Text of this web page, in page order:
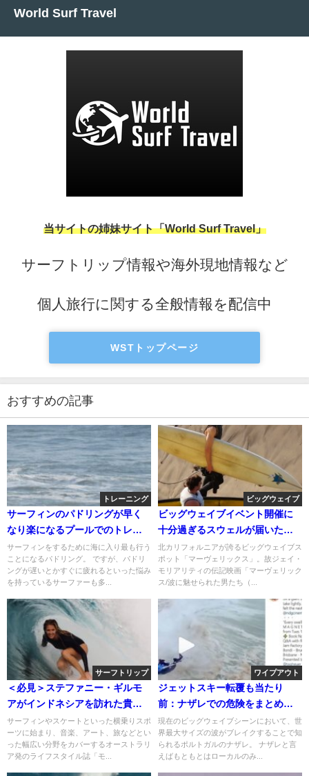
World Surf Travel
当サイトの姉妹サイト「World Surf Travel」
サーフトリップ情報や海外現地情報など
個人旅行に関する全般情報を配信中
WSTトップページ
おすすめの記事
トレーニング
サーフィンのパドリングが早く
なり楽になるプールでのトレー
ニング方法
サーフィンをするために海に入り最も行う
ことになるパドリング。 ですが、パドリ
ングが遅いとかすぐに疲れるといった悩み
を持っているサーファーも多...
ビッグウェイブ
ビッグウェイブイベント開催に
十分過ぎるスウェルが届いたマ
ーヴェリックス＠2016/2/4
北カリフォルニアが誇るビッグウェイブス
ポット「マーヴェリックス」。故ジェイ・
モリアリティの伝記映画「マーヴェリック
ス/波に魅せられた男たち（...
サーフトリップ
＜必見＞ステファニー・ギルモ
アがインドネシアを訪れた貴重
なトリップ動画
サーフィンやスケートといった横乗りスポ
ーツに始まり、音楽、アート、旅などとい
った幅広い分野をカバーするオーストラリ
ア発のライフスタイル誌「モ...
ワイプアウト
ジェットスキー転覆も当たり
前：ナザレでの危険をまとめた
コンピ動画
現在のビッグウェイブシーンにおいて、世
界最大サイズの波がブレイクすることで知
られるポルトガルのナザレ。 ナザレと言
えばもともとはローカルのみ...